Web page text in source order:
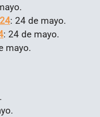
: 24 de mayo.
: 24 de mayo.
mayo.